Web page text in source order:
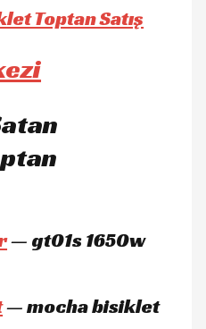
Toptan Satış
— gt01s 1650w
— mocha bisiklet